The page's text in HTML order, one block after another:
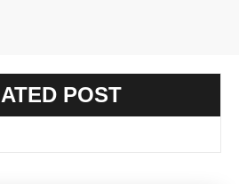
POST